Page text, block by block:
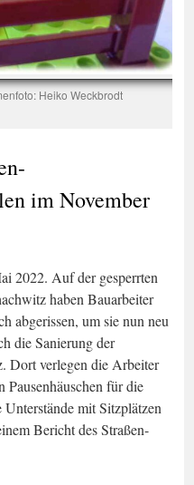
Heiko Weckbrodt
im November
2022. Auf der gesperrten
haben Bauarbeiter
abgerissen, um sie nun neu
die Sanierung der
Dort verlegen die Arbeiter
Pausenhäuschen für die
mit Sitzplätzen
Bericht des Straßen-